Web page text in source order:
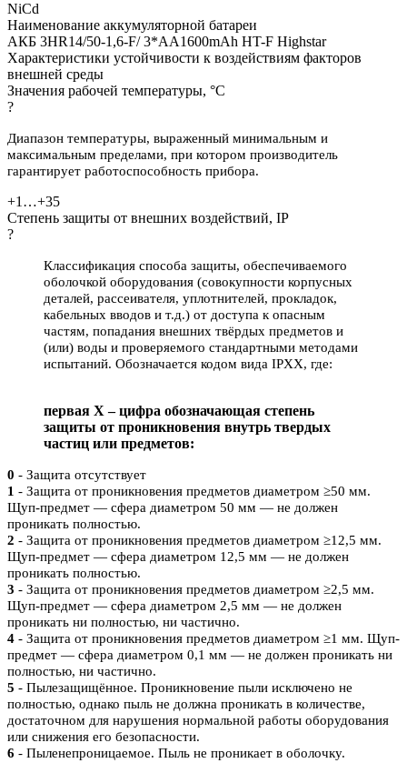
NiCd
Наименование аккумуляторной батареи
АКБ 3HR14/50-1,6-F/ 3*АА1600mAh HT-F Highstar
Характеристики устойчивости к воздействиям факторов
внешней среды
Значения рабочей температуры, °С
?
Диапазон температуры, выраженный минимальным и
максимальным пределами, при котором производитель
гарантирует работоспособность прибора.
+1…+35
Степень защиты от внешних воздействий, IP
?
Классификация способа защиты, обеспечиваемого
оболочкой оборудования (совокупности корпусных
деталей, рассеивателя, уплотнителей, прокладок,
кабельных вводов и т.д.) от доступа к опасным
частям, попадания внешних твёрдых предметов и
(или) воды и проверяемого стандартными методами
испытаний. Обозначается кодом вида IPXX, где:
первая X – цифра обозначающая степень
защиты от проникновения внутрь твердых
частиц или предметов:
0 - Защита отсутствует
1 - Защита от проникновения предметов диаметром ≥50 мм.
Щуп-предмет — сфера диаметром 50 мм — не должен
проникать полностью.
2 - Защита от проникновения предметов диаметром ≥12,5 мм.
Щуп-предмет — сфера диаметром 12,5 мм — не должен
проникать полностью.
3 - Защита от проникновения предметов диаметром ≥2,5 мм.
Щуп-предмет — сфера диаметром 2,5 мм — не должен
проникать ни полностью, ни частично.
4 - Защита от проникновения предметов диаметром ≥1 мм. Щуп-
предмет — сфера диаметром 0,1 мм — не должен проникать ни
полностью, ни частично.
5 - Пылезащищённое. Проникновение пыли исключено не
полностью, однако пыль не должна проникать в количестве,
достаточном для нарушения нормальной работы оборудования
или снижения его безопасности.
6 - Пыленепроницаемое. Пыль не проникает в оболочку.